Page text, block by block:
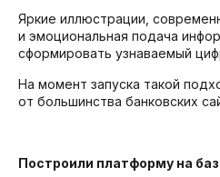
Яркие иллюстрации,
и эмоциональная подача
сформировать узнаваемый
На момент запуска такой
от большинства банковских
Построили платформу на